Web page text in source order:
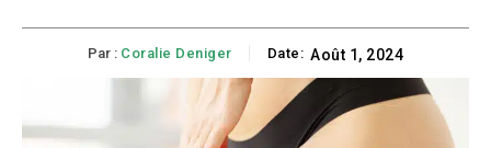
Par : Coralie Deniger Date: Août 1, 2024